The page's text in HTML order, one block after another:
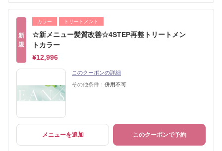
新
規
カラー トリートメント
☆新メニュー髪質改善☆4STEP再整トリートメン
トカラー
¥12,996
このクーポンの詳細
その他条件： 併用不可
メニューを追加 このクーポンで予約